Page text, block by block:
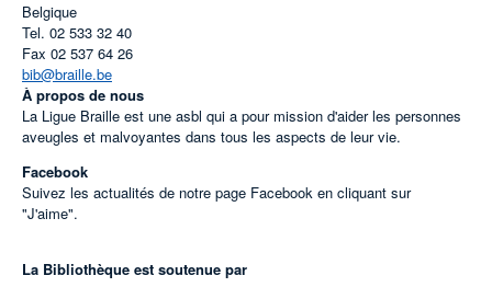
Belgique
Tel. 02 533 32 40
Fax 02 537 64 26
bib@braille.be
À propos de nous
La Ligue Braille est une asbl qui a pour mission d'aider les personnes
aveugles et malvoyantes dans tous les aspects de leur vie.
Facebook
Suivez les actualités de notre page Facebook en cliquant sur
"J'aime".
La Bibliothèque est soutenue par